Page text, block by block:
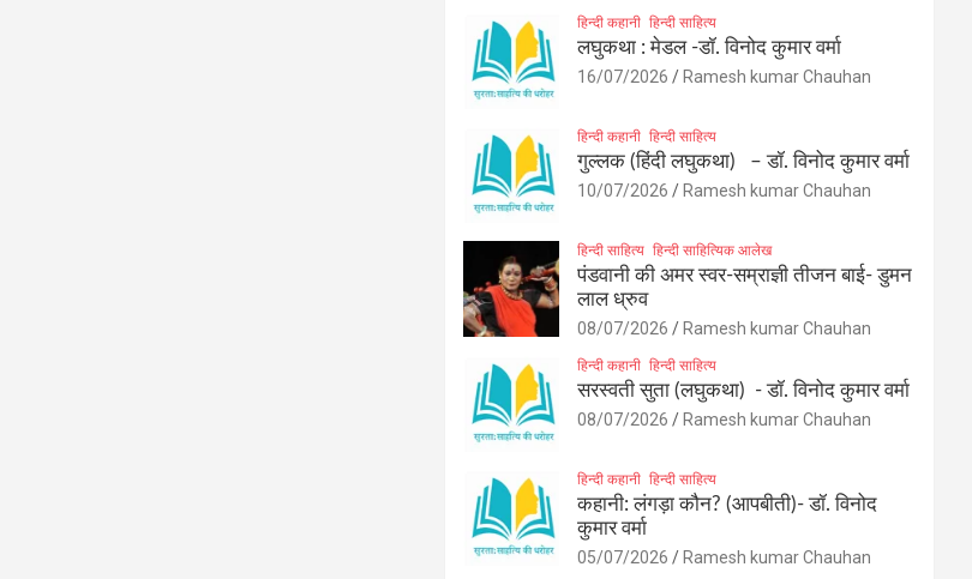
हिन्दी कहानी हिन्दी साहित्य
लघुकथा : मेडल -डॉ. विनोद कुमार वर्मा
16/07/2026 Ramesh kumar Chauhan
हिन्दी कहानी हिन्दी साहित्य
गुल्लक (हिंदी लघुकथा) – डॉ. विनोद कुमार वर्मा
10/07/2026 Ramesh kumar Chauhan
हिन्दी साहित्य हिन्दी साहित्यिक आलेख
पंडवानी की अमर स्वर-सम्राज्ञी तीजन बाई- डुमन
लाल ध्रुव
08/07/2026 Ramesh kumar Chauhan
हिन्दी कहानी हिन्दी साहित्य
सरस्वती सुता (लघुकथा) ​- डॉ. विनोद कुमार वर्मा
08/07/2026 Ramesh kumar Chauhan
हिन्दी कहानी हिन्दी साहित्य
कहानी: लंगड़ा कौन? (आपबीती)​- डॉ. विनोद
कुमार वर्मा
05/07/2026 Ramesh kumar Chauhan